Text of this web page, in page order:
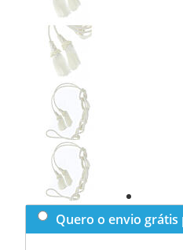
Previous
slide
Next
slide
Quero o envio grátis